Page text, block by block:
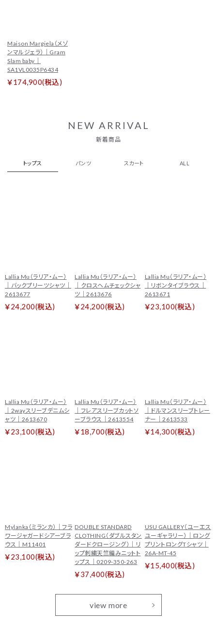
Maison Margiela（メゾ
ンマルジェラ）｜Gram
Slam baby｜
SA1VL0035P6434
￥174,900(税込)
NEW ARRIVAL
新着商品
トップス パンツ スカート ALL
Lallia Mu（ラリア・ムー）
｜バックプリーツシャツ｜
2613677
￥24,200(税込)
Lallia Mu（ラリア・ムー）
｜クロスヘムチェックシャ
ツ｜2613676
￥24,200(税込)
Lallia Mu（ラリア・ムー）
｜リボンタイブラウス｜
2613671
￥23,100(税込)
Lallia Mu（ラリア・ムー）
｜2wayスリーブデニムシ
ャツ｜2613670
￥23,100(税込)
Lallia Mu（ラリア・ムー）
｜フレアスリーブカットソ
ーブラウス｜2613554
￥18,700(税込)
Lallia Mu（ラリア・ムー）
｜ドルマンスリーブトレー
ナー｜2613533
￥14,300(税込)
Mylanka（ミランカ）｜フラ
ワージャガードシアーブラ
ウス｜M11401
￥23,100(税込)
DOUBLE STANDARD
CLOTHING（ダブルスタン
ダードクロージング）｜リ
ップ刺繍天竺編みニットト
ップス｜0209-350-263
￥37,400(税込)
USU GALLERY（ユーエス
ユーギャラリー）｜ロング
プリントロングTシャツ｜
26A-MT-45
￥15,400(税込)
view more